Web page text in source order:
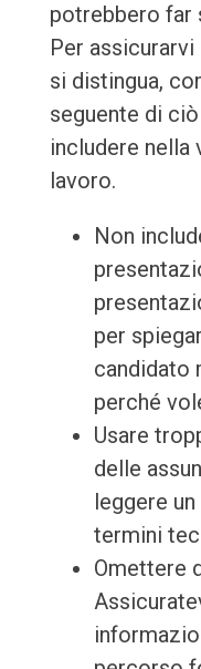
potrebbero far
Per
si distingua,
seguente di
includere nella
lavoro.
Non
per
candidato
perché
Usare
delle
leggere
termini
Omettere